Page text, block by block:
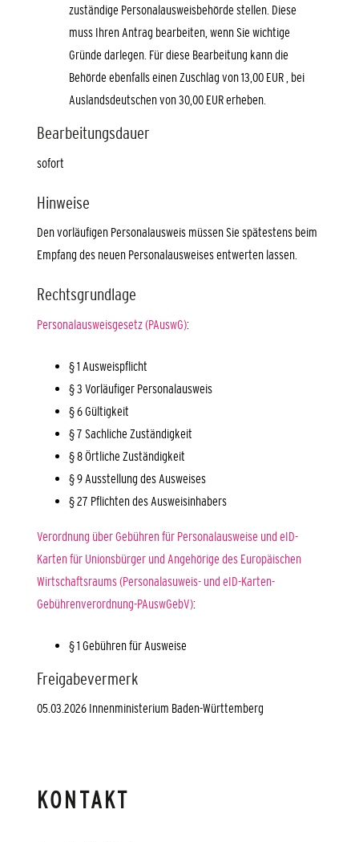
zuständige Personalausweisbehörde stellen. Diese
muss Ihren Antrag bearbeiten, wenn Sie wichtige
Gründe darlegen. Für diese Bearbeitung kann die
Behörde ebenfalls einen Zuschlag von 13,00 EUR , bei
Auslandsdeutschen von 30,00 EURerheben.
Bearbeitungsdauer
sofort
Hinweise
Den vorläufigen Personalausweis müssen Sie spätestens beim
Empfang des neuen Personalausweises entwerten lassen.
Rechtsgrundlage
Personalausweisgesetz (PAuswG):
§ 1 Ausweispflicht
§ 3 Vorläufiger Personalausweis
§ 6 Gültigkeit
§ 7 Sachliche Zuständigkeit
§ 8 Örtliche Zuständigkeit
§ 9 Ausstellung des Ausweises
§ 27 Pflichten des Ausweisinhabers
Verordnung über Gebühren für Personalausweise und eID-
Karten für Unionsbürger und Angehörige des Europäischen
Wirtschaftsraums (Personalasuweis- und eID-Karten-
Gebührenverordnung-PAuswGebV):
§ 1 Gebühren für Ausweise
Freigabevermerk
05.03.2026 Innenministerium Baden-Württemberg
KONTAKT